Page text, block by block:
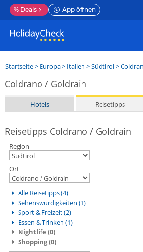
% Deals App öffnen
Startseite> Europa> Italien >Südtirol>
Coldrano / Goldrain
Hotels Reisetipps
Reisetipps Coldrano / Goldrain
Region
Ort
Alle Reisetipps (4)
Sehenswürdigkeiten (1)
Sport & Freizeit (2)
Essen & Trinken (1)
Nightlife (0)
Shopping (0)